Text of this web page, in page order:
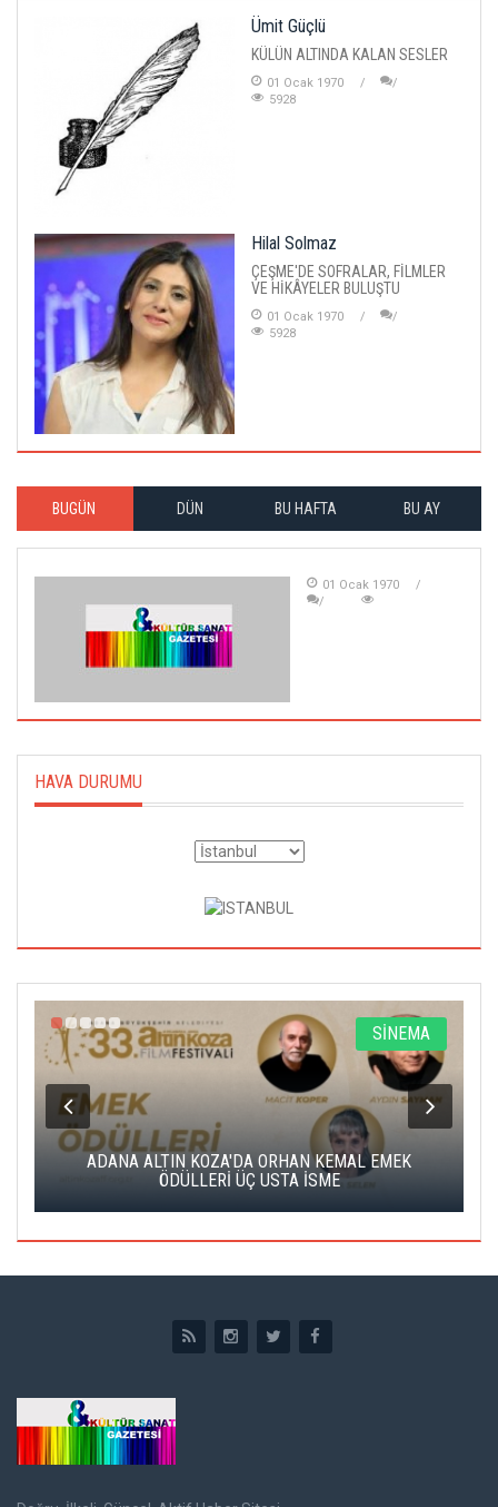
Ümit Güçlü
KÜLÜN ALTINDA KALAN SESLER
01 Ocak 1970
5928
Hilal Solmaz
ÇEŞME'DE SOFRALAR, FİLMLER
VE HİKÂYELER BULUŞTU
01 Ocak 1970
5928
BUGÜN DÜN BU HAFTA BU AY
01 Ocak 1970
HAVA DURUMU
SİNEMA
ADANA ALTIN KOZA'DA ORHAN KEMAL EMEK
ÖDÜLLERİ ÜÇ USTA İSME